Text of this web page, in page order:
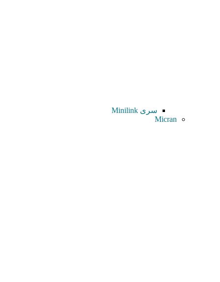
سری Minilink
Micran